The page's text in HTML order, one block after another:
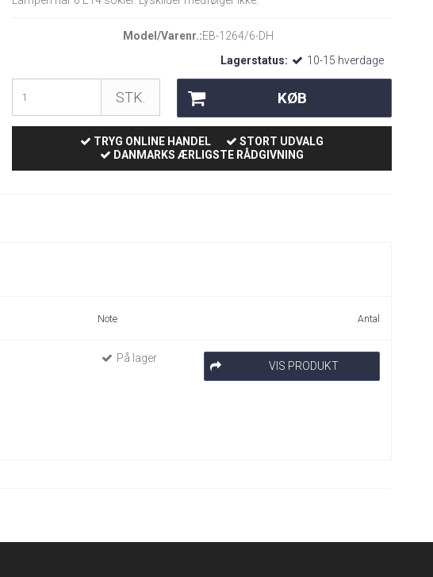
Model/Varenr.:EB-1264/6-DH
Lagerstatus:
10-15 hverdage
STK. KØB
TRYG ONLINE HANDEL
STORT UDVALG
DANMARKS ÆRLIGSTE RÅDGIVNING
Note Antal
På lager
VIS PRODUKT